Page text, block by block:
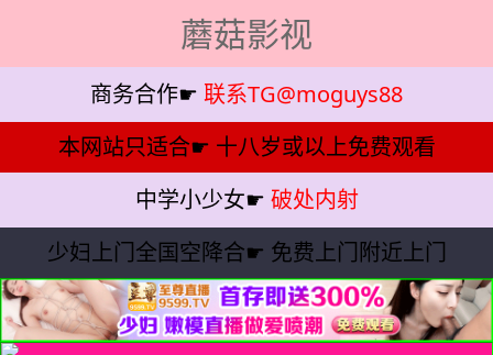
蘑菇影视
商务合作☛ 联系TG@moguys88
本网站只适合☛ 十八岁或以上免费观看
中学小少女☛ 破处内射
少妇上门全国空降合☛ 免费上门附近上门